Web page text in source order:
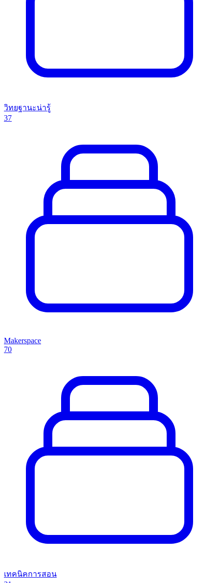
วิทยฐานะน่ารู้
37
Makerspace
70
เทคนิคการสอน